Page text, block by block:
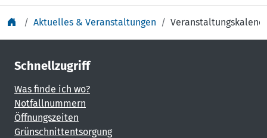
Aktuelles & Veranstaltungen
Schnellzugriff
Was finde ich wo?
Notfallnummern
Öffnungszeiten
Grünschnittentsorgung